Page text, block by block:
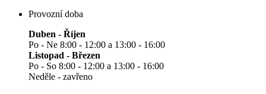
Provozní doba
Duben - Říjen
Po - Ne 8:00 - 12:00 a 13:00 - 16:00
Listopad - Březen
Po - So 8:00 - 12:00 a 13:00 - 16:00
Neděle - zavřeno